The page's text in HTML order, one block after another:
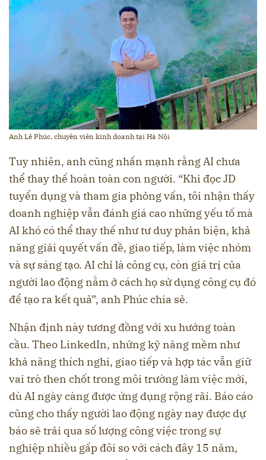
Anh Lê Phúc, chuyên viên kinh doanh tại Hà Nội
Tuy nhiên, anh cũng nhấn mạnh rằng AI chưa
thể thay thế hoàn toàn con người. “Khi đọc JD
tuyển dụng và tham gia phỏng vấn, tôi nhận thấy
doanh nghiệp vẫn đánh giá cao những yếu tố mà
AI khó có thể thay thế như tư duy phản biện, khả
năng giải quyết vấn đề, giao tiếp, làm việc nhóm
và sự sáng tạo. AI chỉ là công cụ, còn giá trị của
người lao động nằm ở cách họ sử dụng công cụ đó
để tạo ra kết quả”, anh Phúc chia sẻ.
Nhận định này tương đồng với xu hướng toàn
cầu. Theo LinkedIn, những kỹ năng mềm như
khả năng thích nghi, giao tiếp và hợp tác vẫn giữ
vai trò then chốt trong môi trường làm việc mới,
dù AI ngày càng được ứng dụng rộng rãi. Báo cáo
cũng cho thấy người lao động ngày nay được dự
báo sẽ trải qua số lượng công việc trong sự
nghiệp nhiều gấp đôi so với cách đây 15 năm,